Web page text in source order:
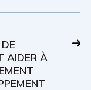
AIDER À